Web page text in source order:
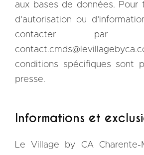
aux bases de données. Pour
d’autorisation ou
contacter par
conditions spécifiques sont
presse.
Informations et
Le Village by CA Charente-